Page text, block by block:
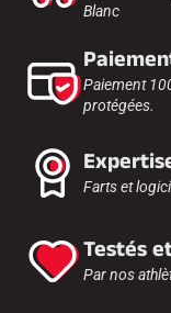
Blanc
Paiement
protégées.
Farts et
Testés
Par nos